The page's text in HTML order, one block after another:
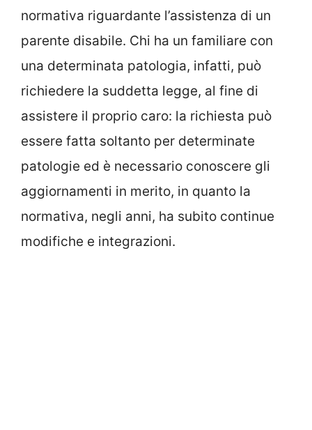
normativa riguardante l’assistenza di un
parente disabile. Chi ha un familiare con
una determinata patologia, infatti, può
richiedere la suddetta legge, al fine di
assistere il proprio caro: la richiesta può
essere fatta soltanto per determinate
patologie ed è necessario conoscere gli
aggiornamenti in merito, in quanto la
normativa, negli anni, ha subito continue
modifiche e integrazioni.